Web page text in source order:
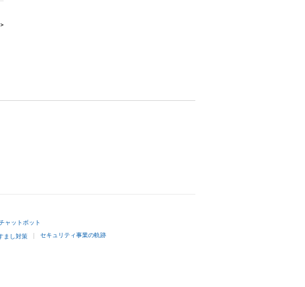
ャットボット
まし対策 セキュリティ事業の軌跡